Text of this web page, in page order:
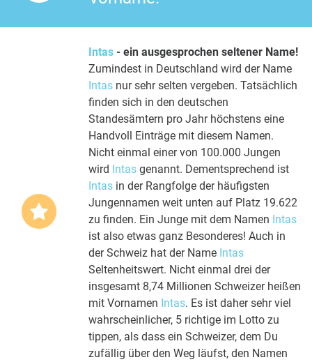
Intas - ein ausgesprochen seltener Name!
Zumindest in Deutschland wird der Name
Intas nur sehr selten vergeben. Tatsächlich
finden sich in den deutschen
Standesämtern pro Jahr höchstens eine
Handvoll Einträge mit diesem Namen.
Nicht einmal einer von 100.000 Jungen
wird Intas genannt. Dementsprechend ist
Intas in der Rangfolge der häufigsten
Jungennamen weit unten auf Platz 19.622
zu finden. Ein Junge mit dem Namen Intas
ist also etwas ganz Besonderes! Auch in
der Schweiz hat der Name Intas
Seltenheitswert. Nicht einmal drei der
insgesamt 8,74 Millionen Schweizer heißen
mit Vornamen Intas. Es ist daher sehr viel
wahrscheinlicher, 5 richtige im Lotto zu
tippen, als dass ein Schweizer, dem Du
zufällig über den Weg läufst, den Namen